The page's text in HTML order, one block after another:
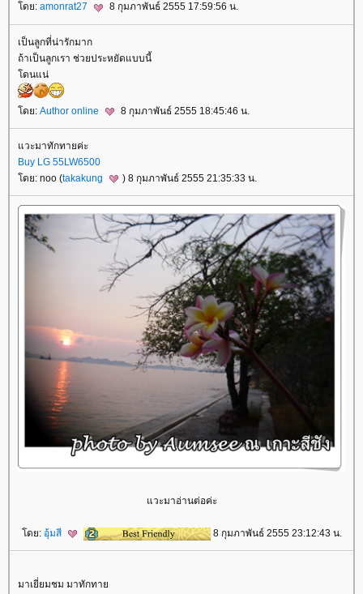
ดย: amonrat27 8 กุมภาพันธ์ 2555 17:59:56 น.
เป็นลูกที่น่ารักมาก
ถ้าเป็นลูกเรา ช่วยประหยัดแบบนี้
ดนแน่
ดย: Author online 8 กุมภาพันธ์ 2555 18:45:46 น.
วะมาทักทายค่ะ
Buy LG 55LW6500
ดย: noo (takakung ) 8 กุมภาพันธ์ 2555 21:35:33 น.
วะมาอ่านต่อค่ะ
ดย: อุ้มสี 8 กุมภาพันธ์ 2555 23:12:43 น.
มาเยี่ยมชม มาทักทา